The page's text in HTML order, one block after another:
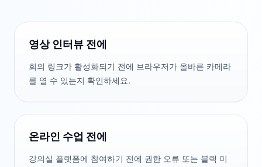
영상 인터뷰 전에
회의 링크가 활성화되기 전에 브라우저가 올바른 카메라
를 열 수 있는지 확인하세요.
온라인 수업 전에
강의실 플랫폼에 참여하기 전에 권한 오류 또는 블랙 미